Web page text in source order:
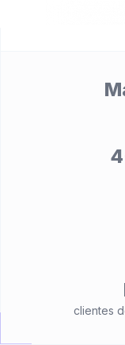
clientes